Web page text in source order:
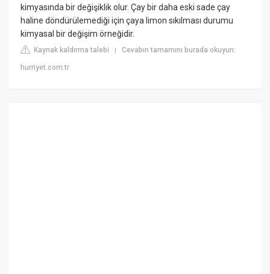
kimyasında bir değişiklik olur. Çay bir daha eski sade çay
haline döndürülemediği için çaya limon sıkılması durumu
kimyasal bir değişim örneğidir.
Kaynak kaldırma talebi |Cevabın tamamını burada okuyun:
hurriyet.com.tr